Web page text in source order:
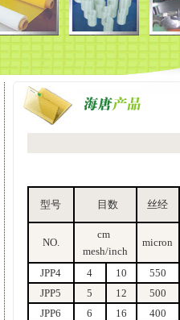
型号 目数 丝经
NO.
cm
mesh/inch
micron
JPP4
4 10 550
JPP5
5 12 500
JPP6
6 16 400